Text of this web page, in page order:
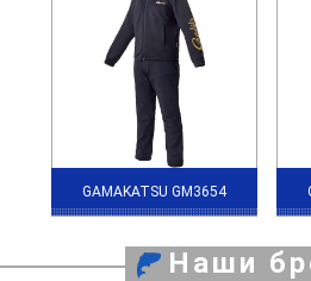
GAMAKATSU GM3654
Наши